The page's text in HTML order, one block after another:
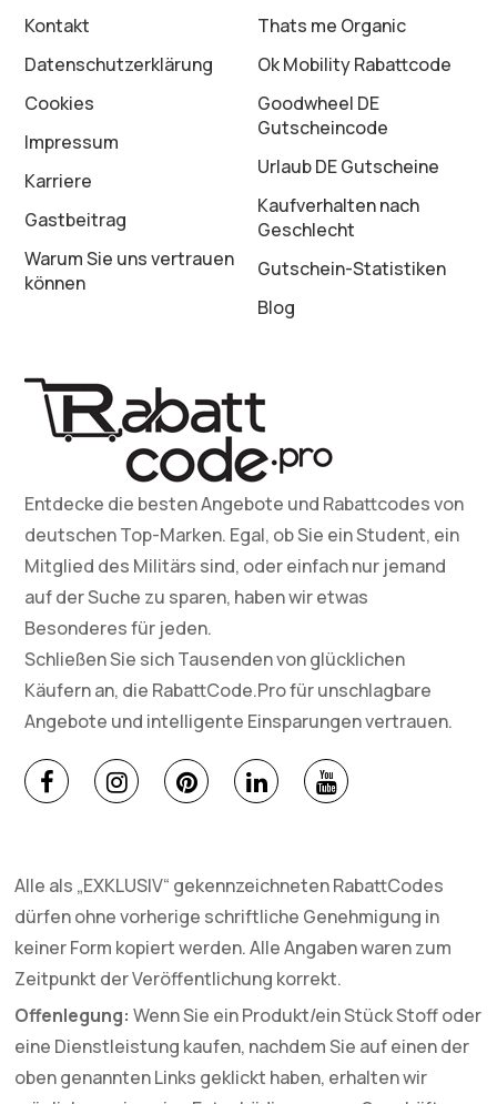
Kontakt
Datenschutz­erklärung
Cookies
Impressum
Karriere
Gastbeitrag
Warum Sie uns vertrauen
können
Thats me Organic
Ok Mobility Rabattcode
Goodwheel DE
Gutscheincode
Urlaub DE Gutscheine
Kaufverhalten nach
Geschlecht
Gutschein-Statistiken
Blog
Entdecke die besten Angebote und Rabattcodes von
deutschen Top-Marken. Egal, ob Sie ein Student, ein
Mitglied des Militärs sind, oder einfach nur jemand
auf der Suche zu sparen, haben wir etwas
Besonderes für jeden.
Schließen Sie sich Tausenden von glücklichen
Käufern an, die RabattCode.Pro für unschlagbare
Angebote und intelligente Einsparungen vertrauen.
Alle als „EXKLUSIV“ gekennzeichneten RabattCodes
dürfen ohne vorherige schriftliche Genehmigung in
keiner Form kopiert werden. Alle Angaben waren zum
Zeitpunkt der Veröffentlichung korrekt.
Offenlegung: Wenn Sie ein Produkt/ein Stück Stoff oder
eine Dienstleistung kaufen, nachdem Sie auf einen der
oben genannten Links geklickt haben, erhalten wir